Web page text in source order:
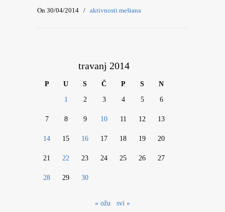
On 30/04/2014 / aktivnosti meštana
travanj 2014
P U S Č P S N
1 2 3 4 5 6
7 8 9 10 11 12 13
14 15 16 17 18 19 20
21 22 23 24 25 26 27
28 29 30
« ožu svi »